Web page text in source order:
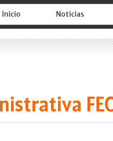
Inicio Noticias